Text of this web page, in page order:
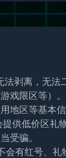
剥离，无
戏限区等）
地区等基本信
供低价区礼
受骗。
有红号、礼